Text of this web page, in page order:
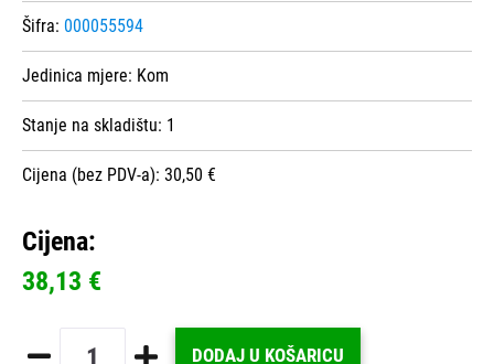
Šifra: 000055594
Jedinica mjere: Kom
Stanje na skladištu: 1
Cijena (bez PDV-a): 30,50 €
Cijena:
38,13 €
DODAJ U KOŠARICU